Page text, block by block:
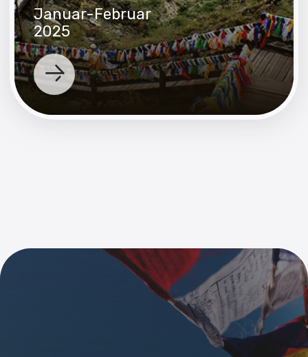
Altai
Website-Entwicklung
Brandmonkey